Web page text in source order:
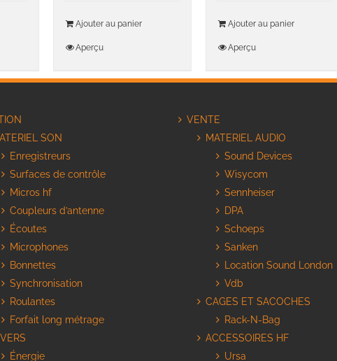
Ajouter au panier
Aperçu
Ajouter au panier
Aperçu
SON
Enregistreurs
Surfaces de contrôle
Micros hf
Coupleurs d’antenne
Écoutes
Microphones
Bonnettes
Synchronisation
Roulantes
Forfait long métrage
Énergie
VENTE
MATERIEL AUDIO
Sound Devices
Wisycom
Sennheiser
DPA
Schoeps
Sanken
Location Sound London
Vdb
CAGES ET SACOCHES
Rack-N-Bag
ACCESSOIRES HF
Ursa